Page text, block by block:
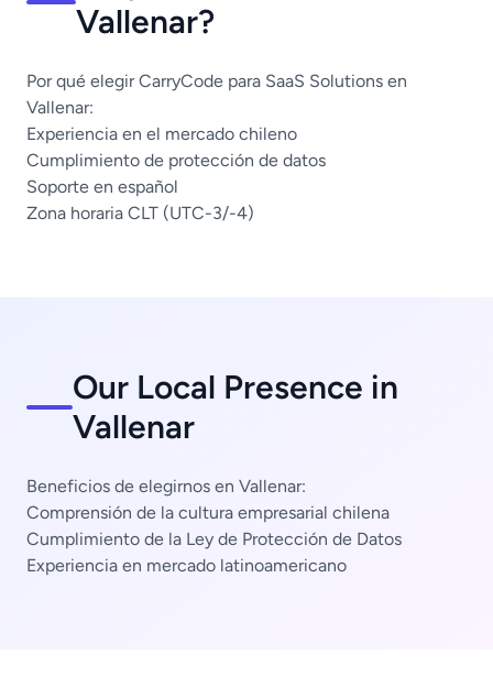
Vallenar?
Por qué elegir CarryCode para SaaS Solutions en
Vallenar:
Experiencia en el mercado chileno
Cumplimiento de protección de datos
Soporte en español
Zona horaria CLT (UTC-3/-4)
Our Local Presence in
Vallenar
Beneficios de elegirnos en Vallenar:
Comprensión de la cultura empresarial chilena
Cumplimiento de la Ley de Protección de Datos
Experiencia en mercado latinoamericano